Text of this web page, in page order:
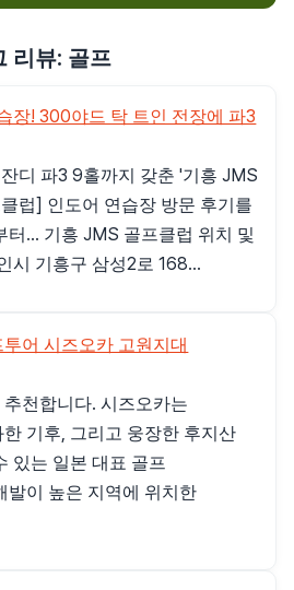
리뷰: 골프
장! 300야드 탁 트인 전장에 파3
디 파3 9홀까지 갖춘 '기흥 JMS
럽] 인도어 연습장 방문 후기를
터... 기흥 JMS 골프클럽 위치 및
시 기흥구 삼성2로 168...
어 시즈오카 고원지대
천합니다. 시즈오카는
기후, 그리고 웅장한 후지산
있는 일본 대표 골프
발이 높은 지역에 위치한